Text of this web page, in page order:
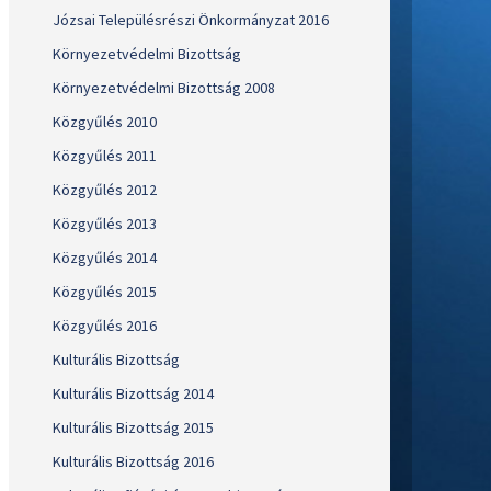
Józsai Településrészi Önkormányzat 2016
Környezetvédelmi Bizottság
Környezetvédelmi Bizottság 2008
Közgyűlés 2010
Közgyűlés 2011
Közgyűlés 2012
Közgyűlés 2013
Közgyűlés 2014
Közgyűlés 2015
Közgyűlés 2016
Kulturális Bizottság
Kulturális Bizottság 2014
Kulturális Bizottság 2015
Kulturális Bizottság 2016